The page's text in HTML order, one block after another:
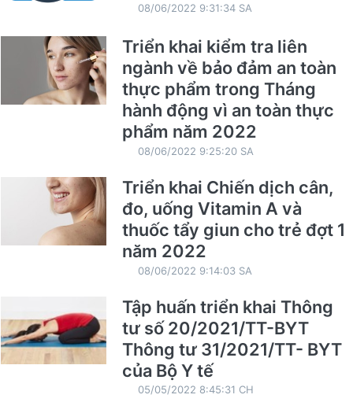
08/06/2022 9:31:34 SA
Triển khai kiểm tra liên
ngành về bảo đảm an toàn
thực phẩm trong Tháng
hành động vì an toàn thực
phẩm năm 2022
08/06/2022 9:25:20 SA
Triển khai Chiến dịch cân,
đo, uống Vitamin A và
thuốc tẩy giun cho trẻ đợt 1
năm 2022
08/06/2022 9:14:03 SA
Tập huấn triển khai Thông
tư số 20/2021/TT-BYT
Thông tư 31/2021/TT- BYT
của Bộ Y tế
05/05/2022 8:45:31 CH